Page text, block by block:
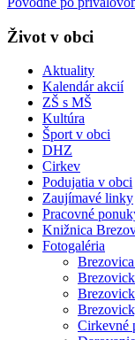
Život v obci
Aktuality
Kalendár akcií
ZŠ s MŠ
Kultúra
Šport v obci
DHZ
Cirkev
Podujatia v obci
Zaujímavé linky
Pracovné
Knižnica
Fotogaléria
Cirkevné